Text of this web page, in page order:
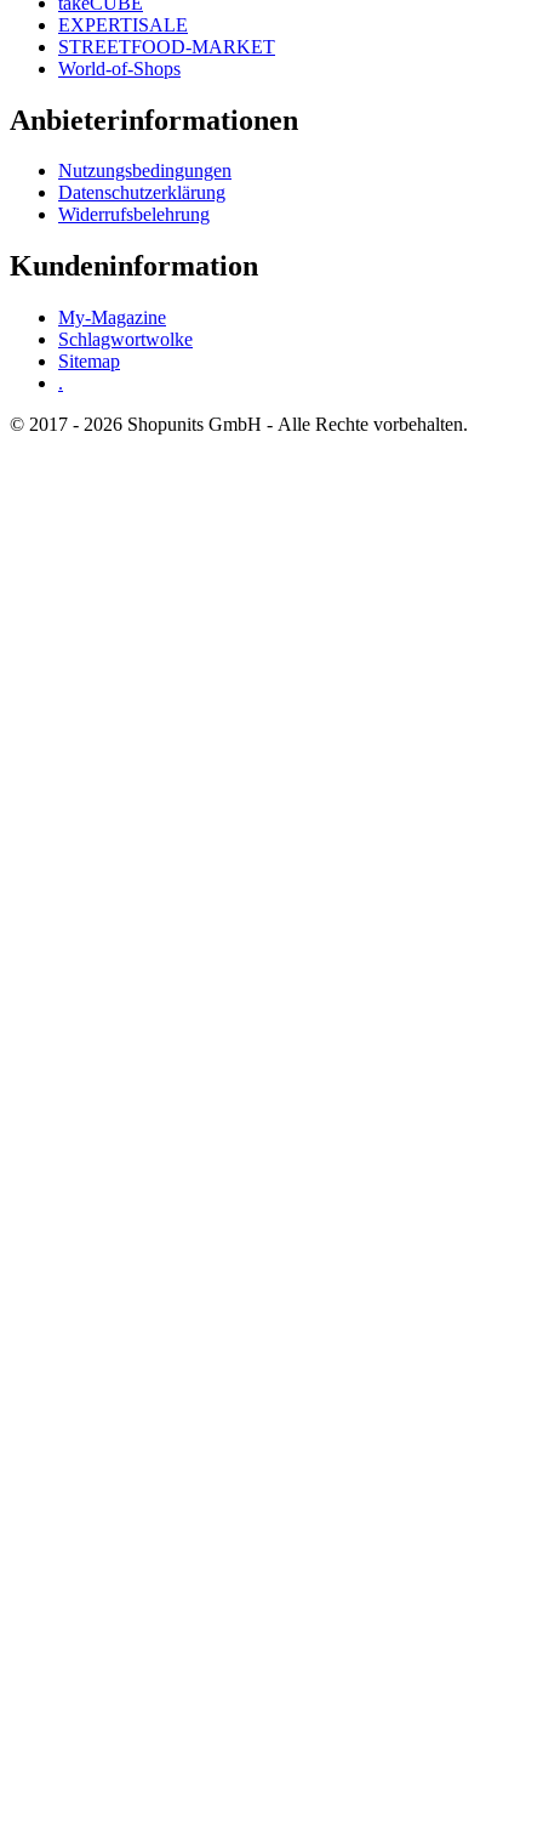
EXPERTISALE
STREETFOOD-MARKET
World-of-Shops
Anbieterinformationen
Nutzungsbedingungen
Datenschutzerklärung
Widerrufsbelehrung
Kundeninformation
My-Magazine
Schlagwortwolke
Sitemap
.
© 2017 - 2026 Shopunits GmbH - Alle Rechte vorbehalten.